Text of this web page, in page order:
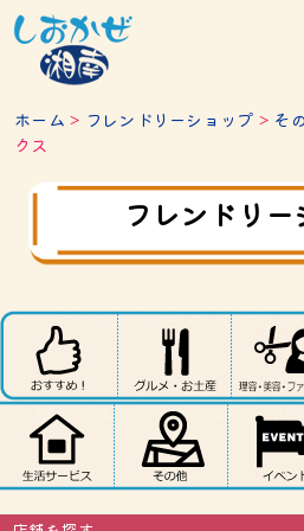
ホーム > フレンドリーショップ > そ
クス
フレンドリ